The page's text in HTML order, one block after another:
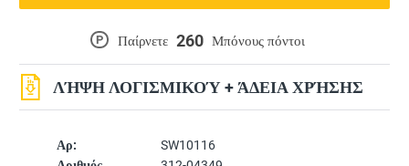
Αρ:
SW10116
P Παίρνετε 260 Μπόνους πόντοι
ΛΉΨΗ ΛΟΓΙΣΜΙΚΟΎ + ΆΔΕΙΑ ΧΡΉΣΗΣ